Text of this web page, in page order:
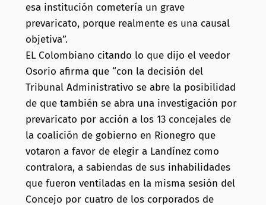
esa institución cometería un grave
prevaricato, porque realmente es una causal
objetiva”.
EL Colombiano citando lo que dijo el veedor
Osorio afirma que “con la decisión del
Tribunal Administrativo se abre la posibilidad
de que también se abra una investigación por
prevaricato por acción a los 13 concejales de
la coalición de gobierno en Rionegro que
votaron a favor de elegir a Landínez como
contralora, a sabiendas de sus inhabilidades
que fueron ventiladas en la misma sesión del
Concejo por cuatro de los corporados de